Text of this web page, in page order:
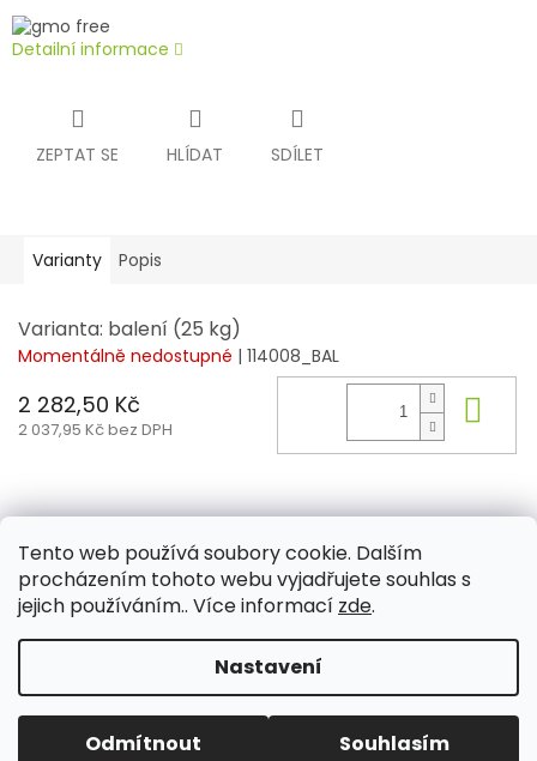
Tento web používá soubory cookie. Dalším
procházením tohoto webu vyjadřujete souhlas s
jejich používáním.. Více informací zde.
Nastavení
Odmítnout Souhlasím
Detailní informace
ZEPTAT SE HLÍDAT SDÍLET
Varianty Popis
Varianta: balení (25 kg)
Momentálně nedostupné | 114008_BAL
2 282,50 Kč
2 037,95 Kč bez DPH
Z
Aktuality Kamenné prodejny Kosmetika Provita
Vytvořil Shoptet
Copyright 2026PROVITA . Všechna práva vyhrazena.